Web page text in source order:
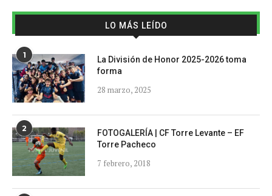
LO MÁS LEÍDO
1
La División de Honor 2025-2026 toma
forma
28 marzo, 2025
2
FOTOGALERÍA | CF Torre Levante – EF
Torre Pacheco
7 febrero, 2018